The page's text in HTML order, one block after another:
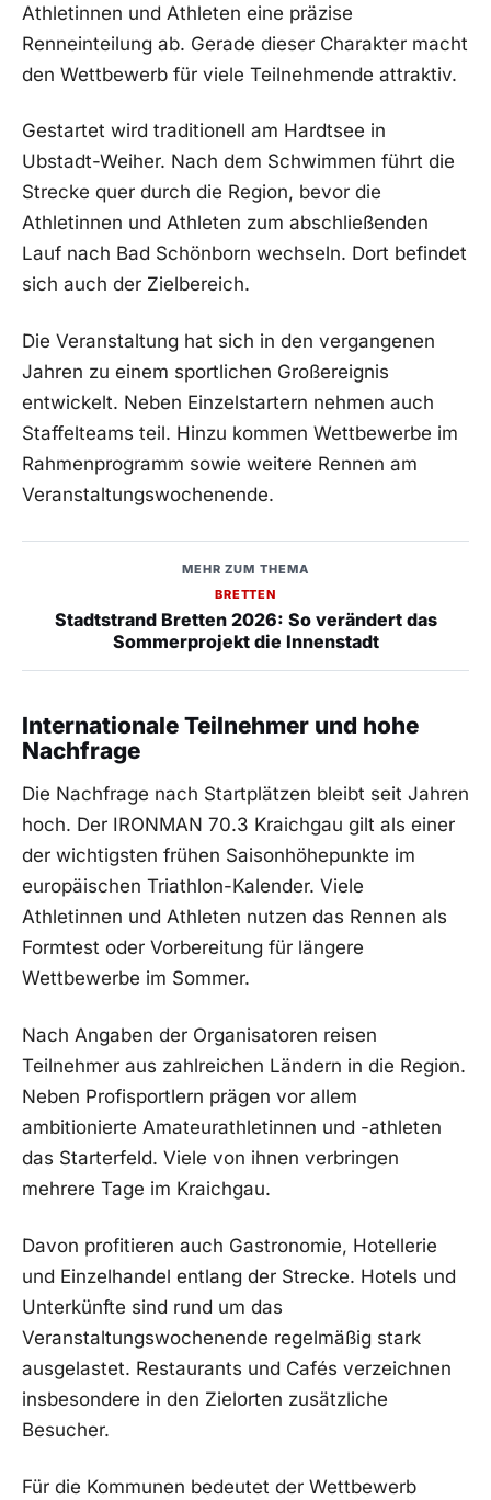
Athletinnen und Athleten eine präzise
Renneinteilung ab. Gerade dieser Charakter macht
den Wettbewerb für viele Teilnehmende attraktiv.
Gestartet wird traditionell am Hardtsee in
Ubstadt-Weiher. Nach dem Schwimmen führt die
Strecke quer durch die Region, bevor die
Athletinnen und Athleten zum abschließenden
Lauf nach Bad Schönborn wechseln. Dort befindet
sich auch der Zielbereich.
Die Veranstaltung hat sich in den vergangenen
Jahren zu einem sportlichen Großereignis
entwickelt. Neben Einzelstartern nehmen auch
Staffelteams teil. Hinzu kommen Wettbewerbe im
Rahmenprogramm sowie weitere Rennen am
Veranstaltungswochenende.
MEHR ZUM THEMA
BRETTEN
Stadtstrand Bretten 2026: So verändert das
Sommerprojekt die Innenstadt
Internationale Teilnehmer und hohe
Nachfrage
Die Nachfrage nach Startplätzen bleibt seit Jahren
hoch. Der IRONMAN 70.3 Kraichgau gilt als einer
der wichtigsten frühen Saisonhöhepunkte im
europäischen Triathlon-Kalender. Viele
Athletinnen und Athleten nutzen das Rennen als
Formtest oder Vorbereitung für längere
Wettbewerbe im Sommer.
Nach Angaben der Organisatoren reisen
Teilnehmer aus zahlreichen Ländern in die Region.
Neben Profisportlern prägen vor allem
ambitionierte Amateurathletinnen und -athleten
das Starterfeld. Viele von ihnen verbringen
mehrere Tage im Kraichgau.
Davon profitieren auch Gastronomie, Hotellerie
und Einzelhandel entlang der Strecke. Hotels und
Unterkünfte sind rund um das
Veranstaltungswochenende regelmäßig stark
ausgelastet. Restaurants und Cafés verzeichnen
insbesondere in den Zielorten zusätzliche
Besucher.
Für die Kommunen bedeutet der Wettbewerb